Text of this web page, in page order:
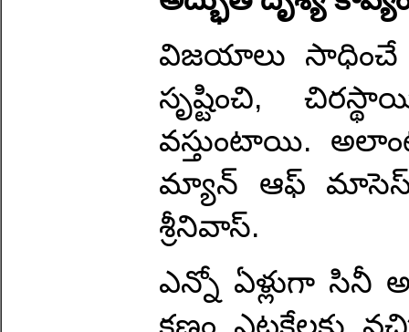
విజయాలు సాధించే
సృష్టించి,
వస్తుంటాయి.
మ్యాన్ ఆఫ్ మాసెస్
శ్రీనివాస్.
ఎన్నో ఏళ్లుగా సినీ
క్షణం